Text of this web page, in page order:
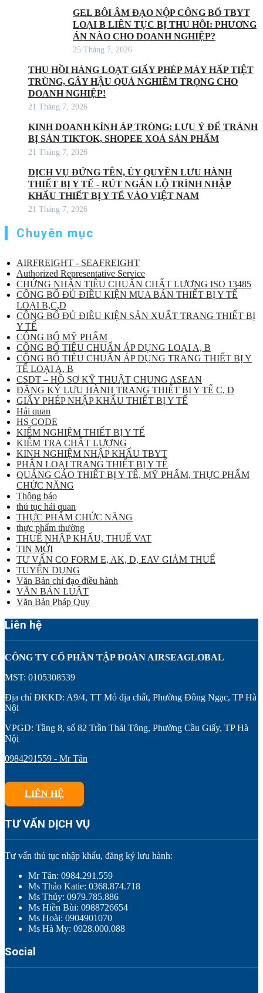
GEL BÔI ÂM ĐẠO NỘP CÔNG BỐ TBYT
LOẠI B LIÊN TỤC BỊ THU HỒI: PHƯƠNG
ÁN NÀO CHO DOANH NGHIỆP?
25 Tháng 7, 2026
THU HỒI HÀNG LOẠT GIẤY PHÉP MÁY HẤP TIỆT
TRÙNG, GÂY HẬU QUẢ NGHIÊM TRỌNG CHO
DOANH NGHIỆP!
21 Tháng 7, 2026
KINH DOANH KÍNH ÁP TRÒNG: LƯU Ý ĐỂ TRÁNH
BỊ SÀN TIKTOK, SHOPEE XOÁ SẢN PHẨM
21 Tháng 7, 2026
DỊCH VỤ ĐỨNG TÊN, ỦY QUYỀN LƯU HÀNH
THIẾT BỊ Y TẾ - RÚT NGẮN LỘ TRÌNH NHẬP
KHẨU THIẾT BỊ Y TẾ VÀO VIỆT NAM
21 Tháng 7, 2026
Chuyên mục
AIRFREIGHT - SEAFREIGHT
Authorized Representative Service
CHỨNG NHẬN TIÊU CHUẨN CHẤT LƯỢNG ISO 13485
CÔNG BỐ ĐỦ ĐIỀU KIỆN MUA BÁN THIẾT BỊ Y TẾ
LOẠI B,C,D
CÔNG BỐ ĐỦ ĐIỀU KIỆN SẢN XUẤT TRANG THIẾT BỊ
Y TẾ
CÔNG BỐ MỸ PHẨM
CÔNG BỐ TIÊU CHUẨN ÁP DỤNG LOẠI A, B
CÔNG BỐ TIÊU CHUẨN ÁP DỤNG TRANG THIẾT BỊ Y
TẾ LOẠI A, B
CSDT – HỒ SƠ KỸ THUẬT CHUNG ASEAN
ĐĂNG KÝ LƯU HÀNH TRANG THIẾT BỊ Y TẾ C, D
GIẤY PHÉP NHẬP KHẨU THIẾT BỊ Y TẾ
Hải quan
HS CODE
KIỂM NGHIỆM THIẾT BỊ Y TẾ
KIỂM TRA CHẤT LƯỢNG
KINH NGHIỆM NHẬP KHẨU TBYT
PHÂN LOẠI TRANG THIẾT BỊ Y TẾ
QUẢNG CÁO THIẾT BỊ Y TẾ, MỸ PHẨM, THỰC PHẨM
CHỨC NĂNG
Thông báo
thủ tục hải quan
THỰC PHẨM CHỨC NĂNG
thực phẩm thường
THUẾ NHẬP KHẨU, THUẾ VAT
TIN MỚI
TƯ VẤN CO FORM E, AK, D, EAV GIẢM THUẾ
TUYỂN DỤNG
Văn Bản chỉ đạo điều hành
VĂN BẢN LUẬT
Văn Bản Pháp Quy
Liên hệ
CÔNG TY CỔ PHẦN TẬP ĐOÀN AIRSEAGLOBAL
MST: 0105308539
Địa chỉ ĐKKD: A9/4, TT Mỏ địa chất, Phường Đông Ngạc, TP Hà
Nội
VPGD: Tầng 8, số 82 Trần Thái Tông, Phường Cầu Giấy, TP Hà
Nội
0984291559 - Mr Tân
LIÊN HỆ
TƯ VẤN DỊCH VỤ
Tư vấn thủ tục nhập khẩu, đăng ký lưu hành:
Mr Tân: 0984.291.559
Ms Thảo Katie: 0368.874.718
Ms Thúy: 0979.785.886
Ms Hiền Bùi: 0988726654
Ms Hoài: 0904901070
Ms Hà My: 0928.000.088
Social